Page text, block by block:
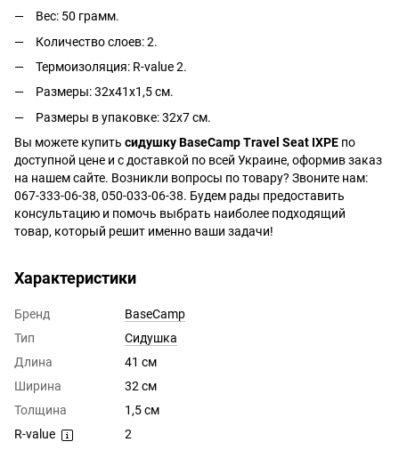
Вес: 50 грамм.
Количество слоев: 2.
Термоизоляция: R-value 2.
Размеры: 32х41х1,5 см.
Размеры в упаковке: 32x7 см.
Вы можете купить сидушку BaseCamp Travel Seat IXPE по
доступной цене и с доставкой по всей Украине, оформив заказ
на нашем сайте. Возникли вопросы по товару? Звоните нам:
067-333-06-38, 050-033-06-38. Будем рады предоставить
консультацию и помочь выбрать наиболее подходящий
товар, который решит именно ваши задачи!
Характеристики
Бренд
BaseCamp
Тип
Сидушка
Длина
41 см
Ширина
32 см
Толщина
1,5 см
R-value
2